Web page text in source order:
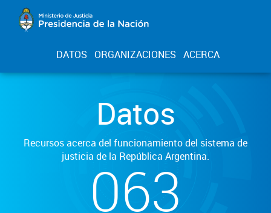
DATOS ORGANIZACIONES ACERCA
Datos
Recursos acerca del funcionamiento del sistema de
justicia de la República Argentina.
063